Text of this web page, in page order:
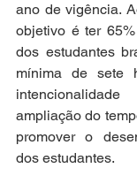
ano de vigência.
objetivo é ter
dos estudantes
mínima de sete
ampliação do
promover o
dos estudantes.